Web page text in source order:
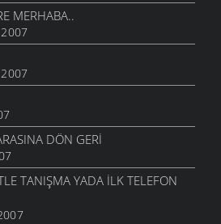
MERHABA..
DÖN GERİ
TANIŞMA YADA İLK TELEFON